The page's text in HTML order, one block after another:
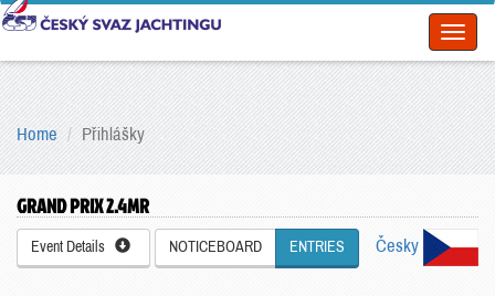
Home Přihlášky
GRAND PRIX 2.4MR
Event Details NOTICEBOARD ENTRIES Česky